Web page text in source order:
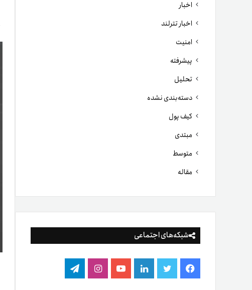
اخبار
اخبار تترلند
امنیت
پیشرفته
تحلیل
دسته‌بندی نشده
کیف پول
مبتدی
متوسط
مقاله
شبکه‌های اجتماعی
فیس توییتر لینکدینیوتیوباینستاگرام
تلگرام